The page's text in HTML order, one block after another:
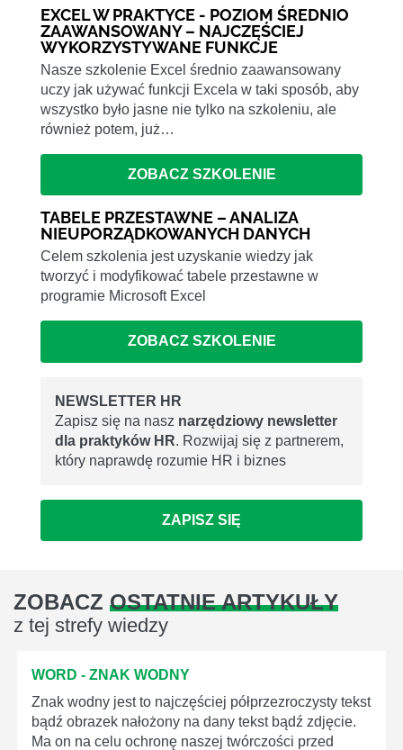
EXCEL W PRAKTYCE - POZIOM ŚREDNIO
ZAAWANSOWANY – NAJCZĘŚCIEJ
WYKORZYSTYWANE FUNKCJE
Nasze szkolenie Excel średnio zaawansowany
uczy jak używać funkcji Excela w taki sposób, aby
wszystko było jasne nie tylko na szkoleniu, ale
również potem, już…
ZOBACZ SZKOLENIE
TABELE PRZESTAWNE – ANALIZA
NIEUPORZĄDKOWANYCH DANYCH
Celem szkolenia jest uzyskanie wiedzy jak
tworzyć i modyfikować tabele przestawne w
programie Microsoft Excel
ZOBACZ SZKOLENIE
NEWSLETTER HR
Zapisz się na nasz narzędziowy newsletter
dla praktyków HR. Rozwijaj się z partnerem,
który naprawdę rozumie HR i biznes
ZAPISZ SIĘ
ZOBACZ OSTATNIE ARTYKUŁY
z tej strefy wiedzy
WORD - ZNAK WODNY
Znak wodny jest to najczęściej półprzezroczysty tekst
bądź obrazek nałożony na dany tekst bądź zdjęcie.
Ma on na celu ochronę naszej twórczości przed